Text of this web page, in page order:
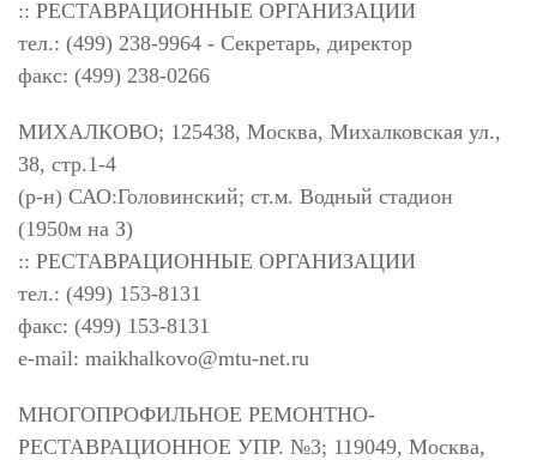
:: РЕСТАВРАЦИОННЫЕ ОРГАНИЗАЦИИ
тел.: (499) 238-9964 - Секретарь, директор
факс: (499) 238-0266
МИХАЛКОВО; 125438, Москва, Михалковская ул.,
38, стр.1-4
(р-н) САО:Головинский; ст.м. Водный стадион
(1950м на З)
:: РЕСТАВРАЦИОННЫЕ ОРГАНИЗАЦИИ
тел.: (499) 153-8131
факс: (499) 153-8131
e-mail: maikhalkovo@mtu-net.ru
МНОГОПРОФИЛЬНОЕ РЕМОНТНО-
РЕСТАВРАЦИОННОЕ УПР. №3; 119049, Москва,